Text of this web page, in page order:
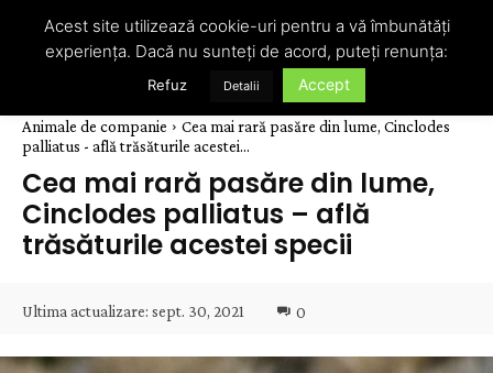
Animale de companie
Cea mai rară pasăre din lume, Cinclodes
palliatus - află trăsăturile acestei...
Cea mai rară pasăre din lume,
Cinclodes palliatus – află
trăsăturile acestei specii
Ultima actualizare: sept. 30, 2021 0
Acest site utilizează cookie-uri pentru a vă îmbunătăți
experiența. Dacă nu sunteți de acord, puteți renunța:
Refuz Detalii Accept